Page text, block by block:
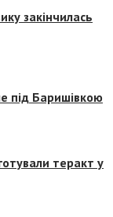
закінчилась
під Баришівкою
теракт у